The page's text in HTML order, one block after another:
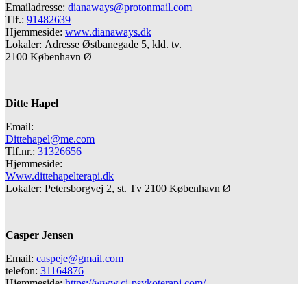
Emailadresse: dianaways@protonmail.com
Tlf.: 91482639
Hjemmeside: www.dianaways.dk
Lokaler: Adresse Østbanegade 5, kld. tv.
2100 København Ø
Ditte Hapel
Email:
Dittehapel@me.com
Tlf.nr.: 31326656
Hjemmeside:
Www.dittehapelterapi.dk
Lokaler: Petersborgvej 2, st. Tv 2100 København Ø
Casper Jensen
Email: caspeje@gmail.com
telefon: 31164876